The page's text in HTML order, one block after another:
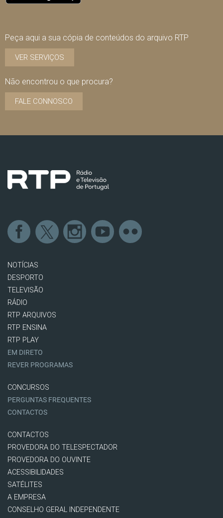
Peça aqui a sua cópia de conteúdos do arquivo RTP
VER SERVIÇOS
Não encontrou o que procura?
FALE CONNOSCO
NOTÍCIAS
DESPORTO
TELEVISÃO
RÁDIO
RTP ARQUIVOS
RTP ENSINA
RTP PLAY
EM DIRETO
REVER PROGRAMAS
CONCURSOS
PERGUNTAS FREQUENTES
CONTACTOS
CONTACTOS
PROVEDORA DO TELESPECTADOR
PROVEDORA DO OUVINTE
ACESSIBILIDADES
SATÉLITES
A EMPRESA
CONSELHO GERAL INDEPENDENTE